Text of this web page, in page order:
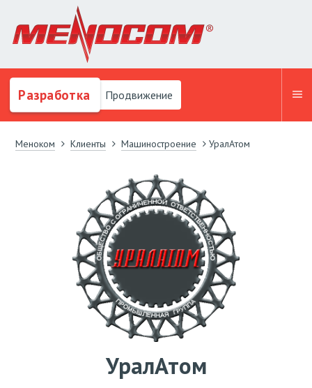
Разработка Продвижение
Меноком Клиенты Машиностроение УралАтом
УралАтом